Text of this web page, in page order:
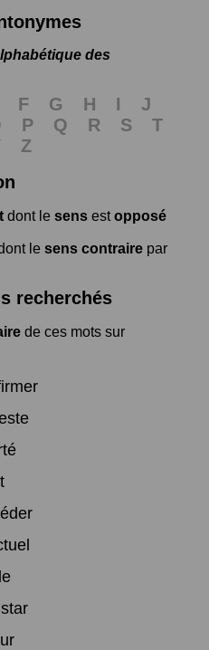
des
F G H I
J
P Q R S
T
Z
dont le sens estopposé
le sens contraire par
recherchés
de ces mots sur